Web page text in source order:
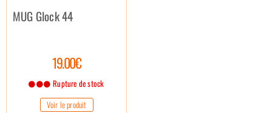
MUG Glock 44
19.00€
Rupture de stock
Voir le produit